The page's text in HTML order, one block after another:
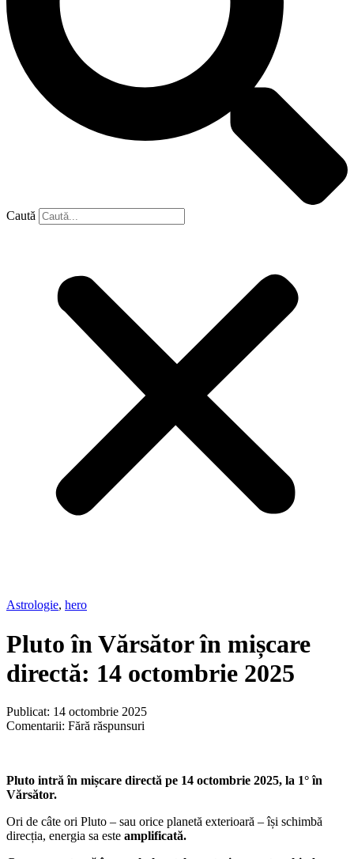
Caută
Astrologie, hero
Pluto în Vărsător în mișcare
directă: 14 octombrie 2025
Publicat: 14 octombrie 2025
Comentarii: Fără răspunsuri
Pluto intră în mișcare directă pe 14 octombrie 2025, la 1° în
Vărsător.
Ori de câte ori Pluto – sau orice planetă exterioară – își schimbă
direcția, energia sa este amplificată.